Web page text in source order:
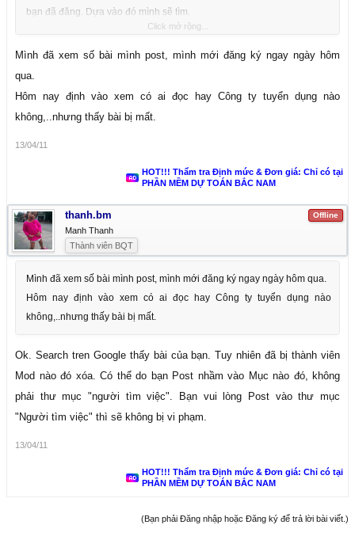
bạn đã đăng. Dựa vào đó mình sẽ tìm.
- Hoặc do trong năm 2010 diễn đàn bị 1 lần hack làm mất host nên khi
Ghost bản cũ này nên các bài viết cũ bị mất. Trong trường hợp này
Click mở rộng...
Mình đã xem số bài mình post, mình mới đăng ký ngay ngày hôm
qua.
Hôm nay định vào xem có ai đọc hay Công ty tuyển dụng nào
không,..nhưng thấy bài bị mất.
13/04/11
HOT!!! Thẩm tra Định mức & Đơn giá: Chỉ có tại
PHẦN MỀM DỰ TOÁN BẮC NAM
Offline
thanh.bm
Manh Thanh
Thành viên BQT
Mình đã xem số bài mình post, mình mới đăng ký ngay ngày hôm qua.
Hôm nay định vào xem có ai đọc hay Công ty tuyển dụng nào
không,..nhưng thấy bài bị mất.
Ok. Search tren Google thấy bài của bạn. Tuy nhiên đã bị thành viên
Mod nào đó xóa. Có thể do bạn Post nhầm vào Mục nào đó, không
phải thư mục "người tìm việc". Bạn vui lòng Post vào thư mục
"Người tìm việc" thì sẽ không bị vi phạm.
13/04/11
HOT!!! Thẩm tra Định mức & Đơn giá: Chỉ có tại
PHẦN MỀM DỰ TOÁN BẮC NAM
(Bạn phải Đăng nhập hoặc Đăng ký để trả lời bài viết.)